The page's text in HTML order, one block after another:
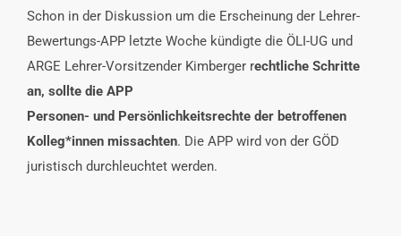
Schon in der Diskussion um die Erscheinung der Lehrer-
Bewertungs-APP letzte Woche kündigte die ÖLI-UG und
ARGE Lehrer-Vorsitzender Kimberger rechtliche Schritte
an, sollte die APP
Personen- und Persönlichkeitsrechte der betroffenen
Kolleg*innen missachten. Die APP wird von der GÖD
juristisch durchleuchtet werden.